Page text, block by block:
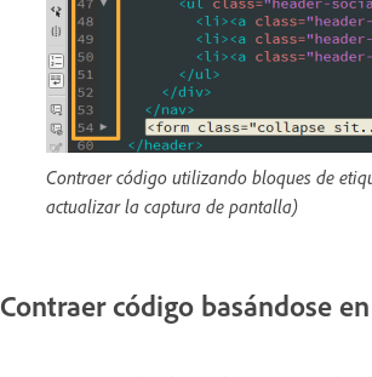
Contraer código utilizando bloques de
actualizar la captura de pantalla)
Contraer código basándose